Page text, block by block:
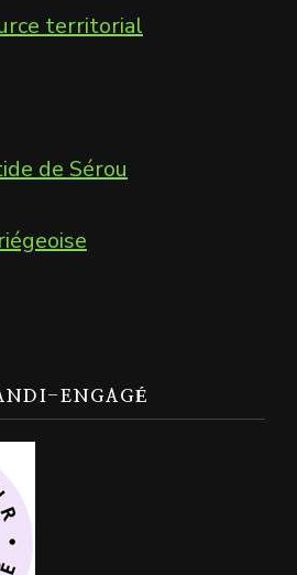
territorial
de Sérou
ENGAGÉ